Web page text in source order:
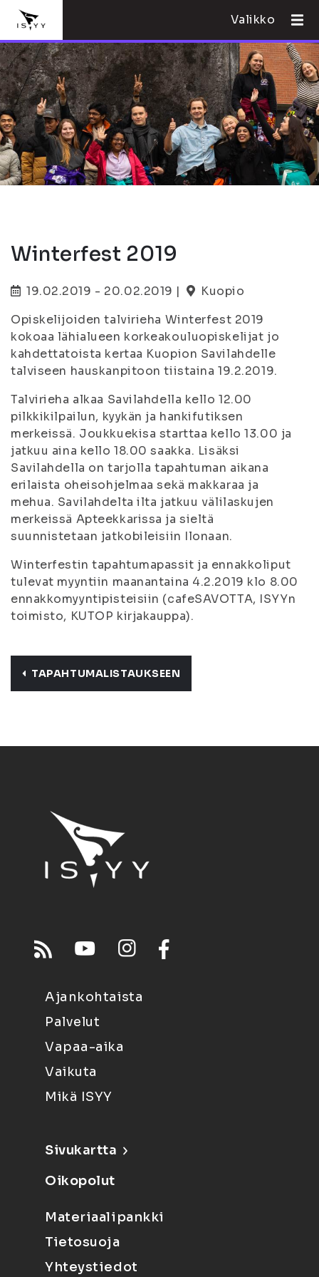
Valikko
Winterfest 2019
19.02.2019 - 20.02.2019 |
Kuopio
Opiskelijoiden talvirieha Winterfest 2019
kokoaa lähialueen korkeakouluopiskelijat jo
kahdettatoista kertaa Kuopion Savilahdelle
talviseen hauskanpitoon tiistaina 19.2.2019.
Talvirieha alkaa Savilahdella kello 12.00
pilkkikilpailun, kyykän ja hankifutiksen
merkeissä. Joukkuekisa starttaa kello 13.00 ja
jatkuu aina kello 18.00 saakka. Lisäksi
Savilahdella on tarjolla tapahtuman aikana
erilaista oheisohjelmaa sekä makkaraa ja
mehua. Savilahdelta ilta jatkuu välilaskujen
merkeissä Apteekkarissa ja sieltä
suunnistetaan jatkobileisiin Ilonaan.
Winterfestin tapahtumapassit ja ennakkoliput
tulevat myyntiin maanantaina 4.2.2019 klo 8.00
ennakkomyyntipisteisiin (cafeSAVOTTA, ISYYn
toimisto, KUTOP kirjakauppa).
TAPAHTUMALISTAUKSEEN
Ajankohtaista
Palvelut
Vapaa-aika
Vaikuta
Mikä ISYY
Sivukartta
Oikopolut
Materiaalipankki
Tietosuoja
Yhteystiedot